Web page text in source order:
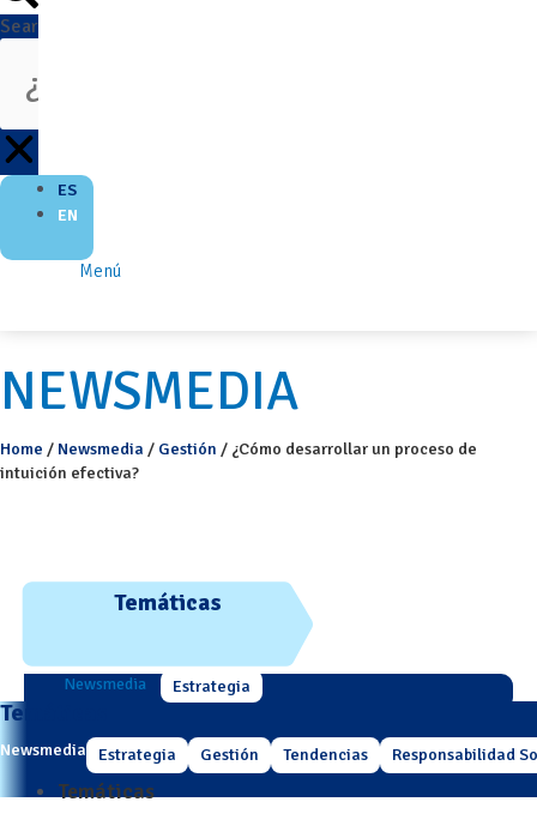
Search
ES
EN
Menú
NEWSMEDIA
Home / Newsmedia / Gestión / ¿Cómo desarrollar un proceso de
intuición efectiva?
Temáticas
Newsmedia Estrategia
Temáticas
Newsmedia Estrategia Gestión Tendencias Responsabilidad
Temáticas